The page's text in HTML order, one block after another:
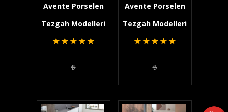
Avente Porselen
Tezgah Modelleri
★ ★ ★ ★ ★
₺
Avente Porselen
Tezgah Modelleri
★ ★ ★ ★ ★
₺